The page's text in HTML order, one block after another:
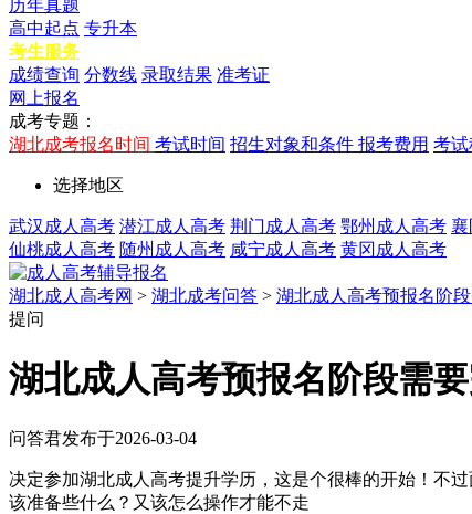
历年真题
高中起点 专升本
考生服务
成绩查询 分数线 录取结果 准考证
网上报名
成考专题：
湖北成考报名时间 考试时间 招生对象和条件 报考费用 考试
选择地区
武汉成人高考 潜江成人高考 荆门成人高考 鄂州成人高考 襄
仙桃成人高考 随州成人高考 咸宁成人高考 黄冈成人高考
湖北成人高考网 > 湖北成考问答 > 湖北成人高考预报名阶
提问
湖北成人高考预报名阶段需
问答君发布于2026-03-04
决定参加湖北成人高考提升学历，这是个很棒的开始！不
该准备些什么？又该怎么操作才能不走